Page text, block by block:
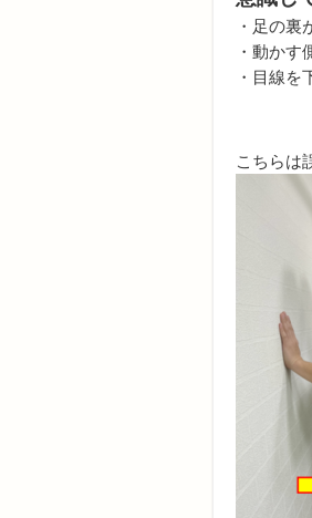
・足の裏
・動かす
・目線を
こちらは